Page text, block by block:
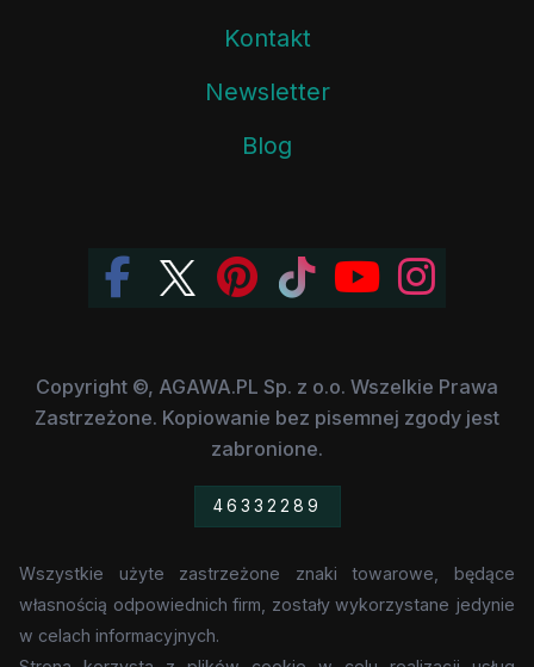
Kontakt
Newsletter
Blog
Copyright ©, AGAWA.PL Sp. z o.o. Wszelkie Prawa
Zastrzeżone. Kopiowanie bez pisemnej zgody jest
zabronione.
46332289
Wszystkie użyte zastrzeżone znaki towarowe, będące
własnością odpowiednich firm, zostały wykorzystane jedynie
w celach informacyjnych.